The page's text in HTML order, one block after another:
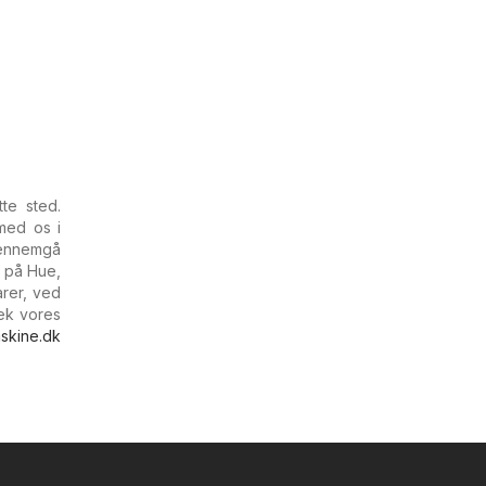
sted.
os i
Hue,
ved
vores